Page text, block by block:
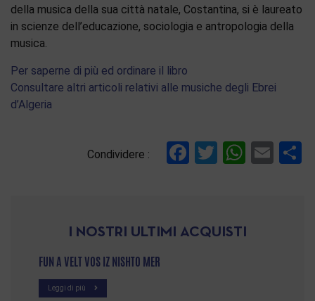
della musica della sua città natale, Costantina, si è laureato
in scienze dell’educazione, sociologia e antropologia della
musica.
Per saperne di più ed ordinare il libro
Consultare altri articoli relativi alle musiche degli Ebrei
d’Algeria
Condividere : Facebook
Twitter
I NOSTRI ULTIMI ACQUISTI
FUN A VELT VOS IZ NISHTO MER
Leggi di più